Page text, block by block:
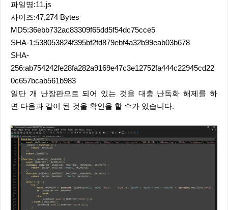
파일명:11.js
사이즈:47,274 Bytes
MD5:36ebb732ac83309f65dd5f54dc75cce5
SHA-1:538053824f395bf2fd879ebf4a32b99eab03b678
SHA-
256:ab754242fe28fa282a9169e47c3e12752fa444c22945cd22
0c657bcab561b983
일단 개 난장판으로 되어 있는 것을 대충 난독화 해제를 하
면 다음과 같이 된 것을 확인을 할 수가 있습니다.